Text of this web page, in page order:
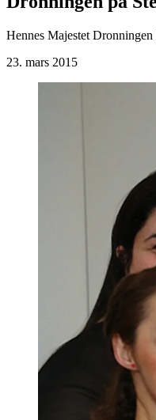
Hennes Majestet
23. mars 2015